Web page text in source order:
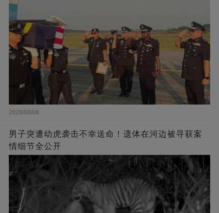
2026/08/08
男子突遭幼虎袭击不幸送命！遗体在河边被寻获案
情细节全公开